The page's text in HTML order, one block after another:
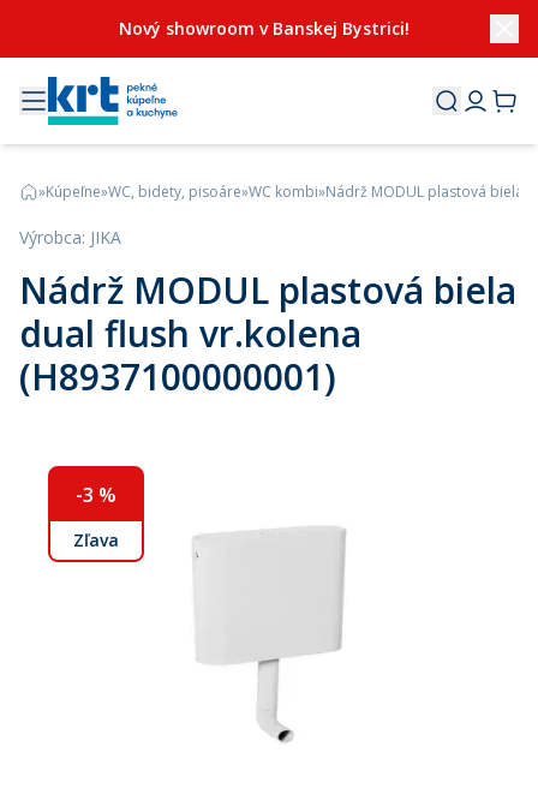
Nový showroom v Banskej Bystrici!
»Kúpeľne»WC, bidety, pisoáre»WC kombi»Nádrž MODUL plastová biela
Výrobca: JIKA
Nádrž MODUL plastová biela
dual flush vr.kolena
(H8937100000001)
-3 %
Zľava